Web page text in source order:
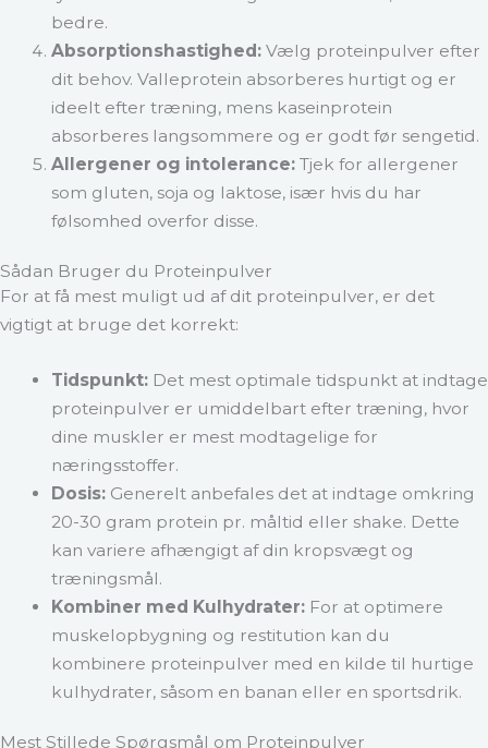
bedre.
Absorptionshastighed:Vælg proteinpulver efter
dit behov. Valleprotein absorberes hurtigt og er
ideelt efter træning, mens kaseinprotein
absorberes langsommere og er godt før sengetid.
Allergener og intolerance:Tjek for allergener
som gluten, soja og laktose, især hvis du har
følsomhed overfor disse.
Sådan Bruger du Proteinpulver
For at få mest muligt ud af dit proteinpulver, er det
vigtigt at bruge det korrekt:
Tidspunkt:Det mest optimale tidspunkt at indtage
proteinpulver er umiddelbart efter træning, hvor
dine muskler er mest modtagelige for
næringsstoffer.
Dosis:Generelt anbefales det at indtage omkring
20-30 gram protein pr. måltid eller shake. Dette
kan variere afhængigt af din kropsvægt og
træningsmål.
Kombiner med Kulhydrater:For at optimere
muskelopbygning og restitution kan du
kombinere proteinpulver med en kilde til hurtige
kulhydrater, såsom en banan eller en sportsdrik.
Mest Stillede Spørgsmål om Proteinpulver